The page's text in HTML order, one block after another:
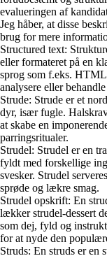
evalueringen af
Jeg håber, at disse
brug for mere
Structured text:
eller formateret på en
sprog som f.eks.
analysere eller
Strude: Strude er et
dyr, især fugle.
at skabe en
parringsritualer.
Strudel: Strudel er en
fyldt med forskellige
svesker. Strudel
sprøde og lækre smag.
Strudel opskrift: En
lækker strudel-dessert
som dej, fyld og
for at nyde den
Struds: En struds er